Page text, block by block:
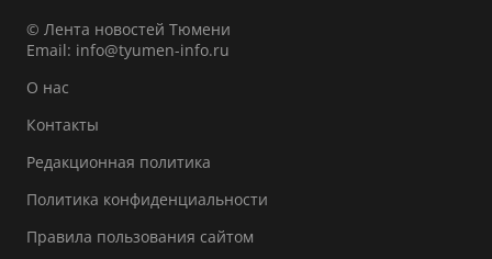
© Лента новостей Тюмени
Email: info@tyumen-info.ru
О нас
Контакты
Редакционная политика
Политика конфиденциальности
Правила пользования сайтом